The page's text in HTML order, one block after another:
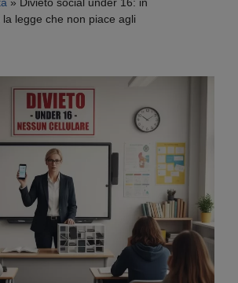
legge che non piace agli